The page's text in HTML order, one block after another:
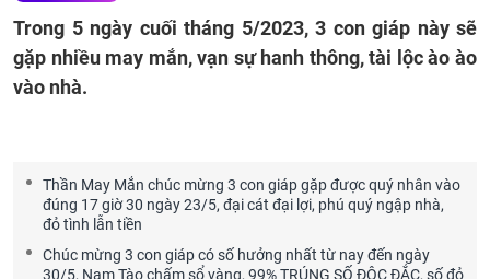
Trong 5 ngày cuối tháng 5/2023, 3 con giáp này sẽ
gặp nhiều may mắn, vạn sự hanh thông, tài lộc ào ào
vào nhà.
Thần May Mắn chúc mừng 3 con giáp gặp được quý nhân vào
đúng 17 giờ 30 ngày 23/5, đại cát đại lợi, phú quý ngập nhà,
đỏ tình lẫn tiền
Chúc mừng 3 con giáp có số hưởng nhất từ nay đến ngày
30/5, Nam Tào chấm sổ vàng, 99% TRÚNG SỐ ĐỘC ĐẮC, số đỏ